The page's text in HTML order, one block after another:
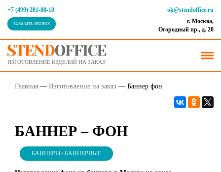
+7 (499) 281-88-10
ЗАКАЗАТЬ ЗВОНОК
ok@stendoffice.ru
г. Москва,
Огородный пр., д. 20
ИЗГОТОВЛЕНИЕ ИЗДЕЛИЙ НА ЗАКАЗ
Главная — Изготовление на заказ — Баннер фон
БАННЕР – ФОН
БАННЕРЫ / БАННЕРНЫЕ